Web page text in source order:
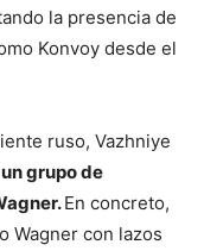
la presencia de
Konvoy desde el
ruso, Vazhniye
grupo de
En concreto,
Wagner con lazos